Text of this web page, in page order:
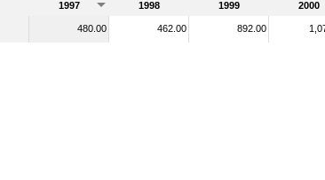
1997 1998 1999 2000
480.00 462.00 892.00